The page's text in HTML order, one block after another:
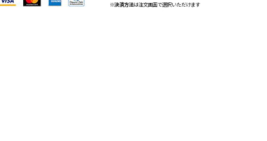
※決済方法は注文画面で選択いただけます